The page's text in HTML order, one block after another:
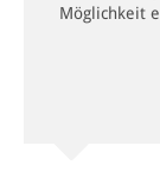
Möglichkeit